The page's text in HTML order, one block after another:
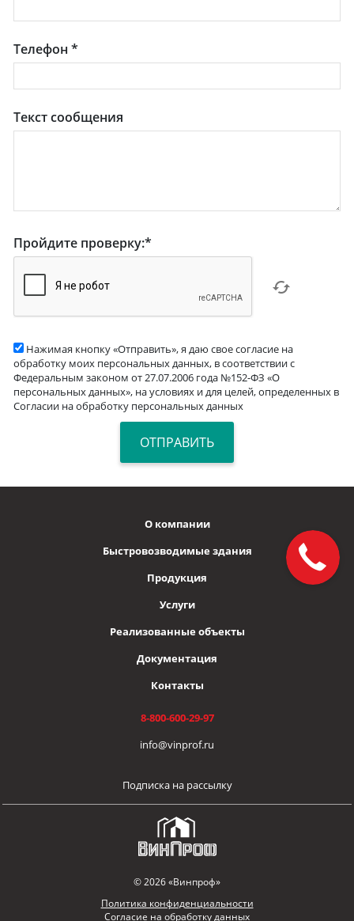
Телефон*
Текст сообщения
Пройдите проверку:*
Нажимая кнопку «Отправить», я даю свое согласие на
обработку моих персональных данных, в соответствии с
Федеральным законом от 27.07.2006 года №152-ФЗ «О
персональных данных», на условиях и для целей, определенных в
Согласии на обработку персональных данных
© 2026 «Винпроф»
Политика конфиденциальности
Согласие на обработку данных
О компании
Быстровозводимые здания
Продукция
Услуги
Реализованные объекты
Документация
Контакты
8-800-600-29-97
info@vinprof.ru
Подписка на рассылку